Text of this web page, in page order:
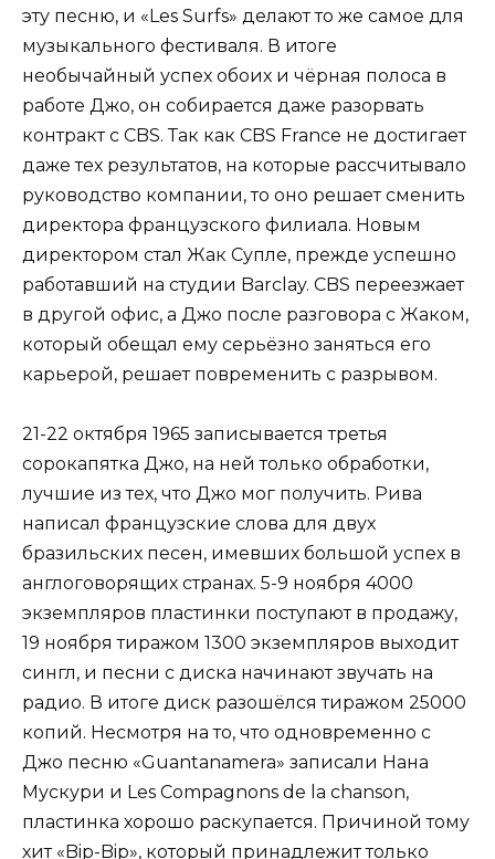
эту песню, и «Les Surfs» делают то же самое для
музыкального фестиваля. В итоге
необычайный успех обоих и чёрная полоса в
работе Джо, он собирается даже разорвать
контракт с CBS. Так как CBS France не достигает
даже тех результатов, на которые рассчитывало
руководство компании, то оно решает сменить
директора французского филиала. Новым
директором стал Жак Супле, прежде успешно
работавший на студии Barclay. CBS переезжает
в другой офис, а Джо после разговора с Жаком,
который обещал ему серьёзно заняться его
карьерой, решает повременить с разрывом.
21-22 октября 1965 записывается третья
сорокапятка Джо, на ней только обработки,
лучшие из тех, что Джо мог получить. Рива
написал французские слова для двух
бразильских песен, имевших большой успех в
англоговорящих странах. 5-9 ноября 4000
экземпляров пластинки поступают в продажу,
19 ноября тиражом 1300 экземпляров выходит
сингл, и песни с диска начинают звучать на
радио. В итоге диск разошёлся тиражом 25000
копий. Несмотря на то, что одновременно с
Джо песню «Guantanamera» записали Нана
Мускури и Les Compagnons de la chanson,
пластинка хорошо раскупается. Причиной тому
хит «Bip-Bip», который принадлежит только